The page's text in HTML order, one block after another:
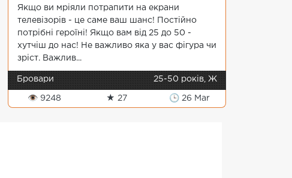
Якщо ви мріяли потрапити на екрани
телевізорів - це саме ваш шанс! Постійно
потрібні героїні! Якщо вам від 25 до 50 -
хутчіш до нас! Не важливо яка у вас фігура чи
зріст. Важлив...
Бровари 25-50 років, Ж
👁 9248 ★ 27 🕒 26 Mar